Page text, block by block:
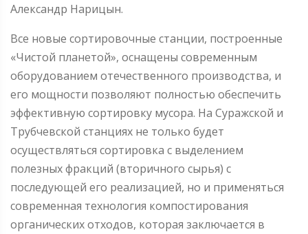
Александр Нарицын.
Все новые сортировочные станции, построенные
«Чистой планетой», оснащены современным
оборудованием отечественного производства, и
его мощности позволяют полностью обеспечить
эффективную сортировку мусора. На Суражской и
Трубчевской станциях не только будет
осуществляться сортировка с выделением
полезных фракций (вторичного сырья) с
последующей его реализацией, но и применяться
современная технология компостирования
органических отходов, которая заключается в